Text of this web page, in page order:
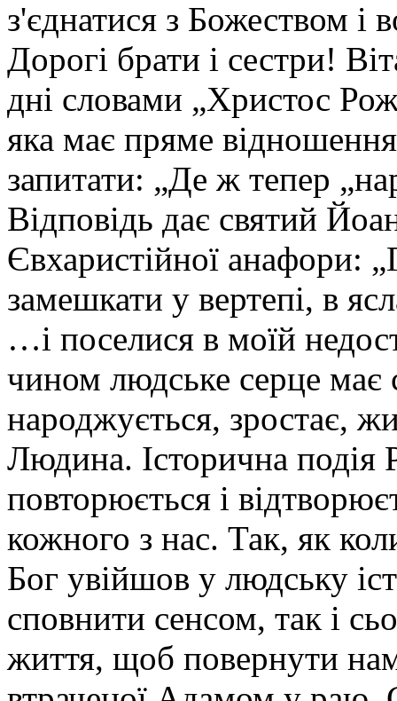
з'єднатися з Божеством і
Дорогі брати і сестри!
дні словами „Христос
яка має пряме
запитати: „Де ж тепер
Відповідь дає святий
Євхаристійної анафори:
замешкати у вертепі, в
…і поселися в моїй
чином людське серце має
народжується, зростає,
Людина. Історична подія
повторюється і
кожного з нас. Так, як
Бог увійшов у людську
сповнити сенсом, так і
життя, щоб повернути